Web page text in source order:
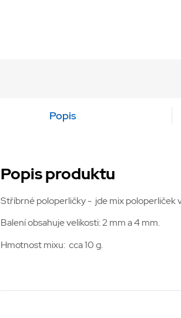
Popis
Popis produktu
Stříbrné poloperličky - jde mix poloperliček
Balení obsahuje velikosti: 2 mm a 4 mm.
Hmotnost mixu: cca 10 g.